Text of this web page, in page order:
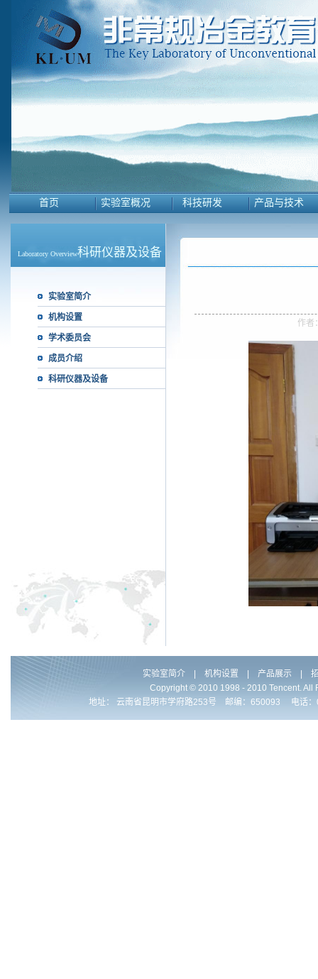
首页 实验室概况 科技研发 产品与技术
Laboratory Overview科研仪器及设备
实验室简介
机构设置
学术委员会
成员介绍
科研仪器及设备
作者
实验室简介 | 机构设置 | 产品展示 |
Copyright © 2010 1998 - 2010 Tencent.
地址： 云南省昆明市学府路253号 邮编：650093 电话